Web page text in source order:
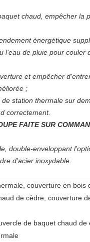
chaud, empêcher la
énergétique
l'eau de pluie pour couler
et empêcher
;
station thermale sur
correctement.
FAITE SUR
double-enveloppant
d'acier inoxydable.
couverture en bois
de cèdre, couverture
de baquet chaud de